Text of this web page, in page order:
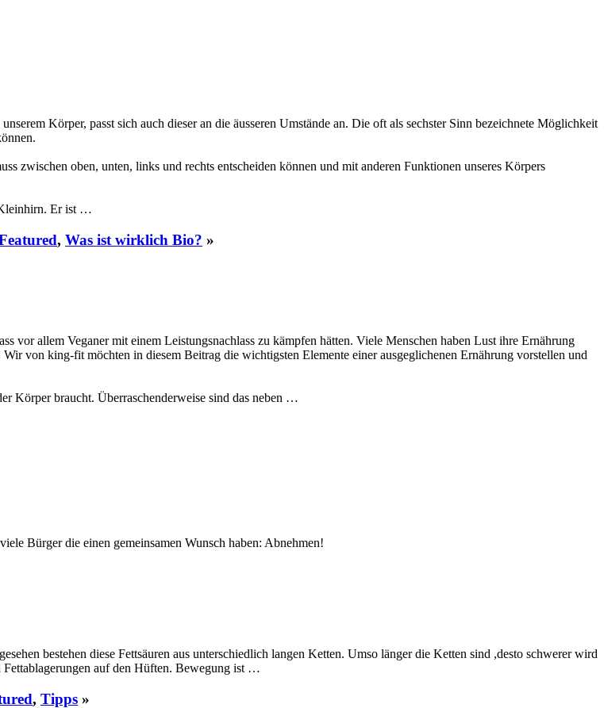
Körper, passt sich auch dieser an die äusseren Umstände an. Die oft als sechster Sinn bezeichnete Möglichkeit
zwischen oben, unten, links und rechts entscheiden können und mit anderen Funktionen unseres Körpers
Kleinhirn. Er ist …
, Was ist wirklich Bio? »
vor allem Veganer mit einem Leistungsnachlass zu kämpfen hätten. Viele Menschen haben Lust ihre Ernährung
von king-fit möchten in diesem Beitrag die wichtigsten Elemente einer ausgeglichenen Ernährung vorstellen und
Körper braucht. Überraschenderweise sind das neben …
Bürger die einen gemeinsamen Wunsch haben: Abnehmen!
bestehen diese Fettsäuren aus unterschiedlich langen Ketten. Umso länger die Ketten sind ,desto schwerer wird
Fettablagerungen auf den Hüften. Bewegung ist …
, Tipps »